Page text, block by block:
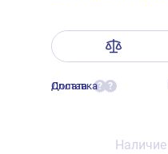
Оплата ?
Доставка ?